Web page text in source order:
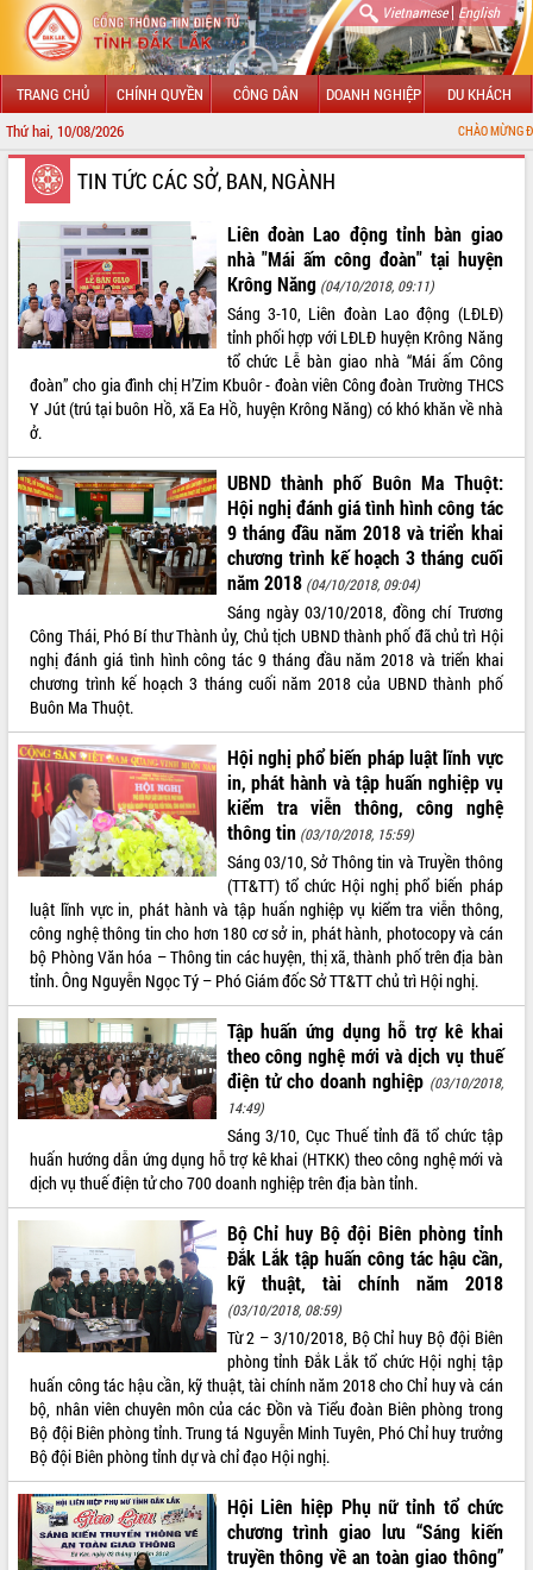
Vietnamese| English
TRANG CHỦ CHÍNH QUYỀN CÔNG DÂN DOANH NGHIỆP DU KHÁCH
Thứ hai, 10/08/2026 CHÀO MỪNG ĐẾN VỚI CỔNG
GIỚI THIỆU
LÃNH ĐẠO UBND TỈNH
TIN TỨC SỰ KIỆN
SỞ, BAN, NGÀNH
THÔNG TIN CHỈ ĐẠO ĐIỀU HÀNH
HỆ THỐNG VĂN BẢN
VĂN BẢN HĐND TỈNH
ĐIỂM TIN VĂN BẢN
VIDEO
ALBUM ẢNH
LIÊN KẾT WEB
THỐNG KÊ TRUY CẬP
TIN TỨC CÁC SỞ, BAN, NGÀNH
Liên đoàn Lao động tỉnh bàn giao
nhà "Mái ấm công đoàn" tại huyện
Krông Năng (04/10/2018, 09:11)
Sáng 3-10, Liên đoàn Lao động (LĐLĐ)
tỉnh phối hợp với LĐLĐ huyện Krông Năng
tổ chức Lễ bàn giao nhà “Mái ấm Công
đoàn” cho gia đình chị H’Zim Kbuôr - đoàn viên Công đoàn Trường THCS
Y Jút (trú tại buôn Hồ, xã Ea Hồ, huyện Krông Năng) có khó khăn về nhà
ở.
UBND thành phố Buôn Ma Thuột:
Hội nghị đánh giá tình hình công tác
9 tháng đầu năm 2018 và triển khai
chương trình kế hoạch 3 tháng cuối
năm 2018 (04/10/2018, 09:04)
Sáng ngày 03/10/2018, đồng chí Trương
Công Thái, Phó Bí thư Thành ủy, Chủ tịch UBND thành phố đã chủ trì Hội
nghị đánh giá tình hình công tác 9 tháng đầu năm 2018 và triển khai
chương trình kế hoạch 3 tháng cuối năm 2018 của UBND thành phố
Buôn Ma Thuột.
Hội nghị phổ biến pháp luật lĩnh vực
in, phát hành và tập huấn nghiệp vụ
kiểm tra viễn thông, công nghệ
thông tin (03/10/2018, 15:59)
Sáng 03/10, Sở Thông tin và Truyền thông
(TT&TT) tổ chức Hội nghị phổ biến pháp
luật lĩnh vực in, phát hành và tập huấn nghiệp vụ kiểm tra viễn thông,
công nghệ thông tin cho hơn 180 cơ sở in, phát hành, photocopy và cán
bộ Phòng Văn hóa – Thông tin các huyện, thị xã, thành phố trên địa bàn
tỉnh. Ông Nguyễn Ngọc Tý – Phó Giám đốc Sở TT&TT chủ trì Hội nghị.
Tập huấn ứng dụng hỗ trợ kê khai
theo công nghệ mới và dịch vụ thuế
điện tử cho doanh nghiệp (03/10/2018,
14:49)
Sáng 3/10, Cục Thuế tỉnh đã tổ chức tập
huấn hướng dẫn ứng dụng hỗ trợ kê khai (HTKK) theo công nghệ mới và
dịch vụ thuế điện tử cho 700 doanh nghiệp trên địa bàn tỉnh.
Bộ Chỉ huy Bộ đội Biên phòng tỉnh
Đắk Lắk tập huấn công tác hậu cần,
kỹ thuật, tài chính năm 2018
(03/10/2018, 08:59)
Từ 2 – 3/10/2018, Bộ Chỉ huy Bộ đội Biên
phòng tỉnh Đắk Lắk tổ chức Hội nghị tập
huấn công tác hậu cần, kỹ thuật, tài chính năm 2018 cho Chỉ huy và cán
bộ, nhân viên chuyên môn của các Đồn và Tiểu đoàn Biên phòng trong
Bộ đội Biên phòng tỉnh. Trung tá Nguyễn Minh Tuyên, Phó Chỉ huy trưởng
Bộ đội Biên phòng tỉnh dự và chỉ đạo Hội nghị.
Hội Liên hiệp Phụ nữ tỉnh tổ chức
chương trình giao lưu “Sáng kiến
truyền thông về an toàn giao thông”